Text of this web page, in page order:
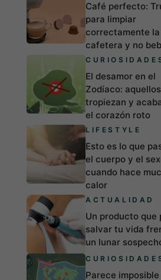
Café perfecto:
para limpiar
correctamente la
cafetera y no
El desamor en el
Zodíaco:
tropiezan y
el corazón roto
LIFESTYLE
Esto es lo que
el cuerpo y el
cuando hace
calor
ACTUALIDAD
Un producto que
salvar tu vida
un lunar
Parece